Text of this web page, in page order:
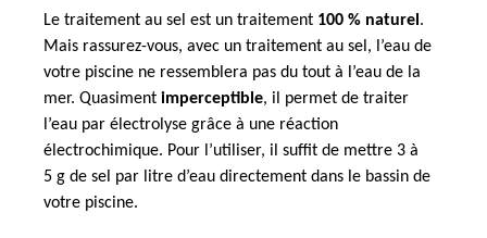
Le traitement au sel est un traitement 100 % naturel.
Mais rassurez-vous, avec un traitement au sel, l’eau de
votre piscine ne ressemblera pas du tout à l’eau de la
mer. Quasiment imperceptible, il permet de traiter
l’eau par électrolyse grâce à une réaction
électrochimique. Pour l’utiliser, il suffit de mettre 3 à
5 g de sel par litre d’eau directement dans le bassin de
votre piscine.